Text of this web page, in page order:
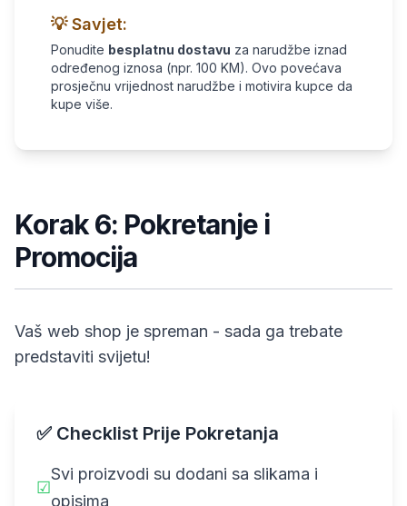
💡 Savjet:
Ponudite besplatnu dostavu za narudžbe iznad
određenog iznosa (npr. 100 KM). Ovo povećava
prosječnu vrijednost narudžbe i motivira kupce da
kupe više.
Korak 6: Pokretanje i
Promocija
Vaš web shop je spreman - sada ga trebate
predstaviti svijetu!
✅ Checklist Prije Pokretanja
☑
Svi proizvodi su dodani sa slikama i
opisima